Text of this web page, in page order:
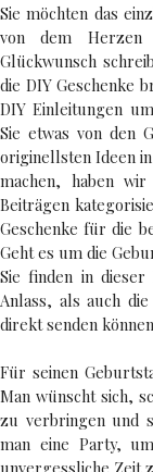
Sie möchten das
von dem Herzen
Glückwunsch
die DIY Geschenke
DIY Einleitungen
Sie etwas von den
originellsten Ideen
machen, haben
Beiträgen
Geschenke für die
Geht es um die
Sie finden in dieser
Anlass, als auch
direkt senden
Für seinen
Man wünscht sich,
zu verbringen und
man eine Party,
unvergessliche Zeit